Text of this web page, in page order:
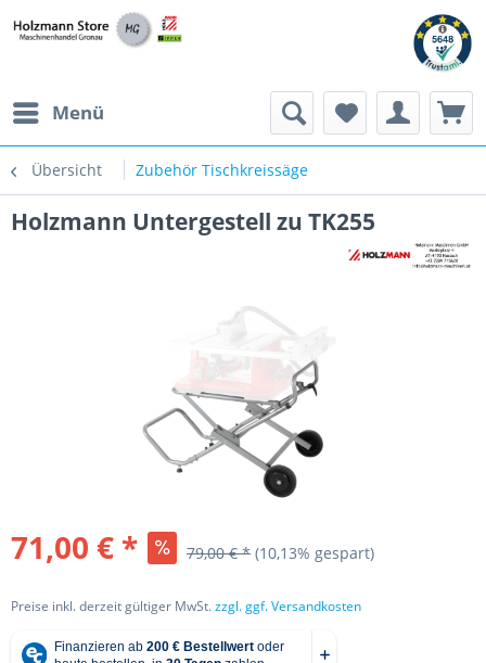
Menü
Übersicht Zubehör Tischkreissäge
Holzmann Untergestell zu TK255
71,00 € * 79,00 € * (10,13% gespart)
Preise inkl. derzeit gültiger MwSt.zzgl. ggf. Versandkosten